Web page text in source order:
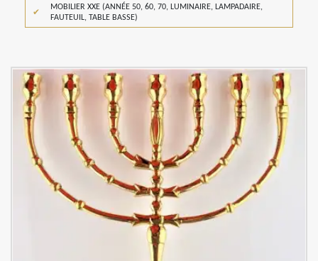
MOBILIER XXE (ANNÉE 50, 60, 70, LUMINAIRE, LAMPADAIRE,
FAUTEUIL, TABLE BASSE)